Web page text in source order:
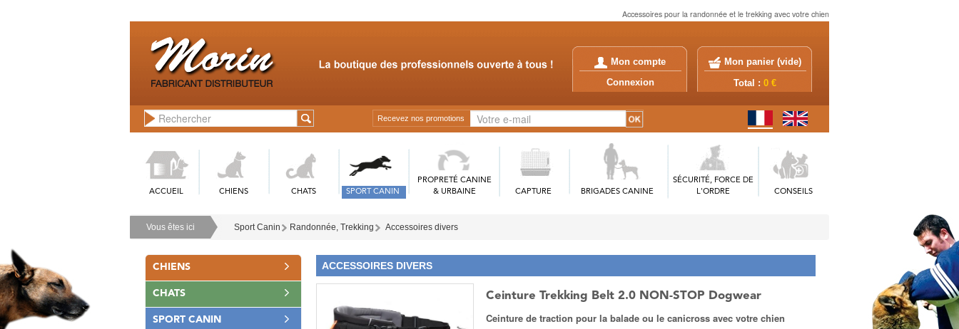
Accessoires pour la randonnée et le trekking avec votre chien
Mon compte
Connexion
Mon panier (vide)
Total : 0 €
Recevez nos promotions
ACCUEIL CHIENS CHATS SPORT CANIN
PROPRETÉ CANINE
& URBAINE
CAPTURE BRIGADES CANINE
SÉCURITÉ, FORCE DE
L'ORDRE
CONSEILS
Vous êtes ici Sport Canin Randonnée, Trekking Accessoires divers
CHIENS
CHATS
SPORT CANIN
ACCESSOIRES DIVERS
Ceinture Trekking Belt 2.0 NON-STOP Dogwear
Ceinture de traction pour la balade ou le canicross avec votre chien